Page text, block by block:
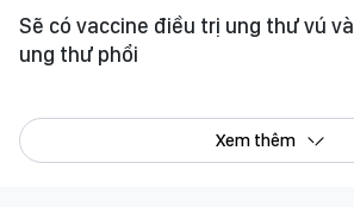
Sẽ có vaccine điều trị ung thư vú và
ung thư phổi
Xem thêm